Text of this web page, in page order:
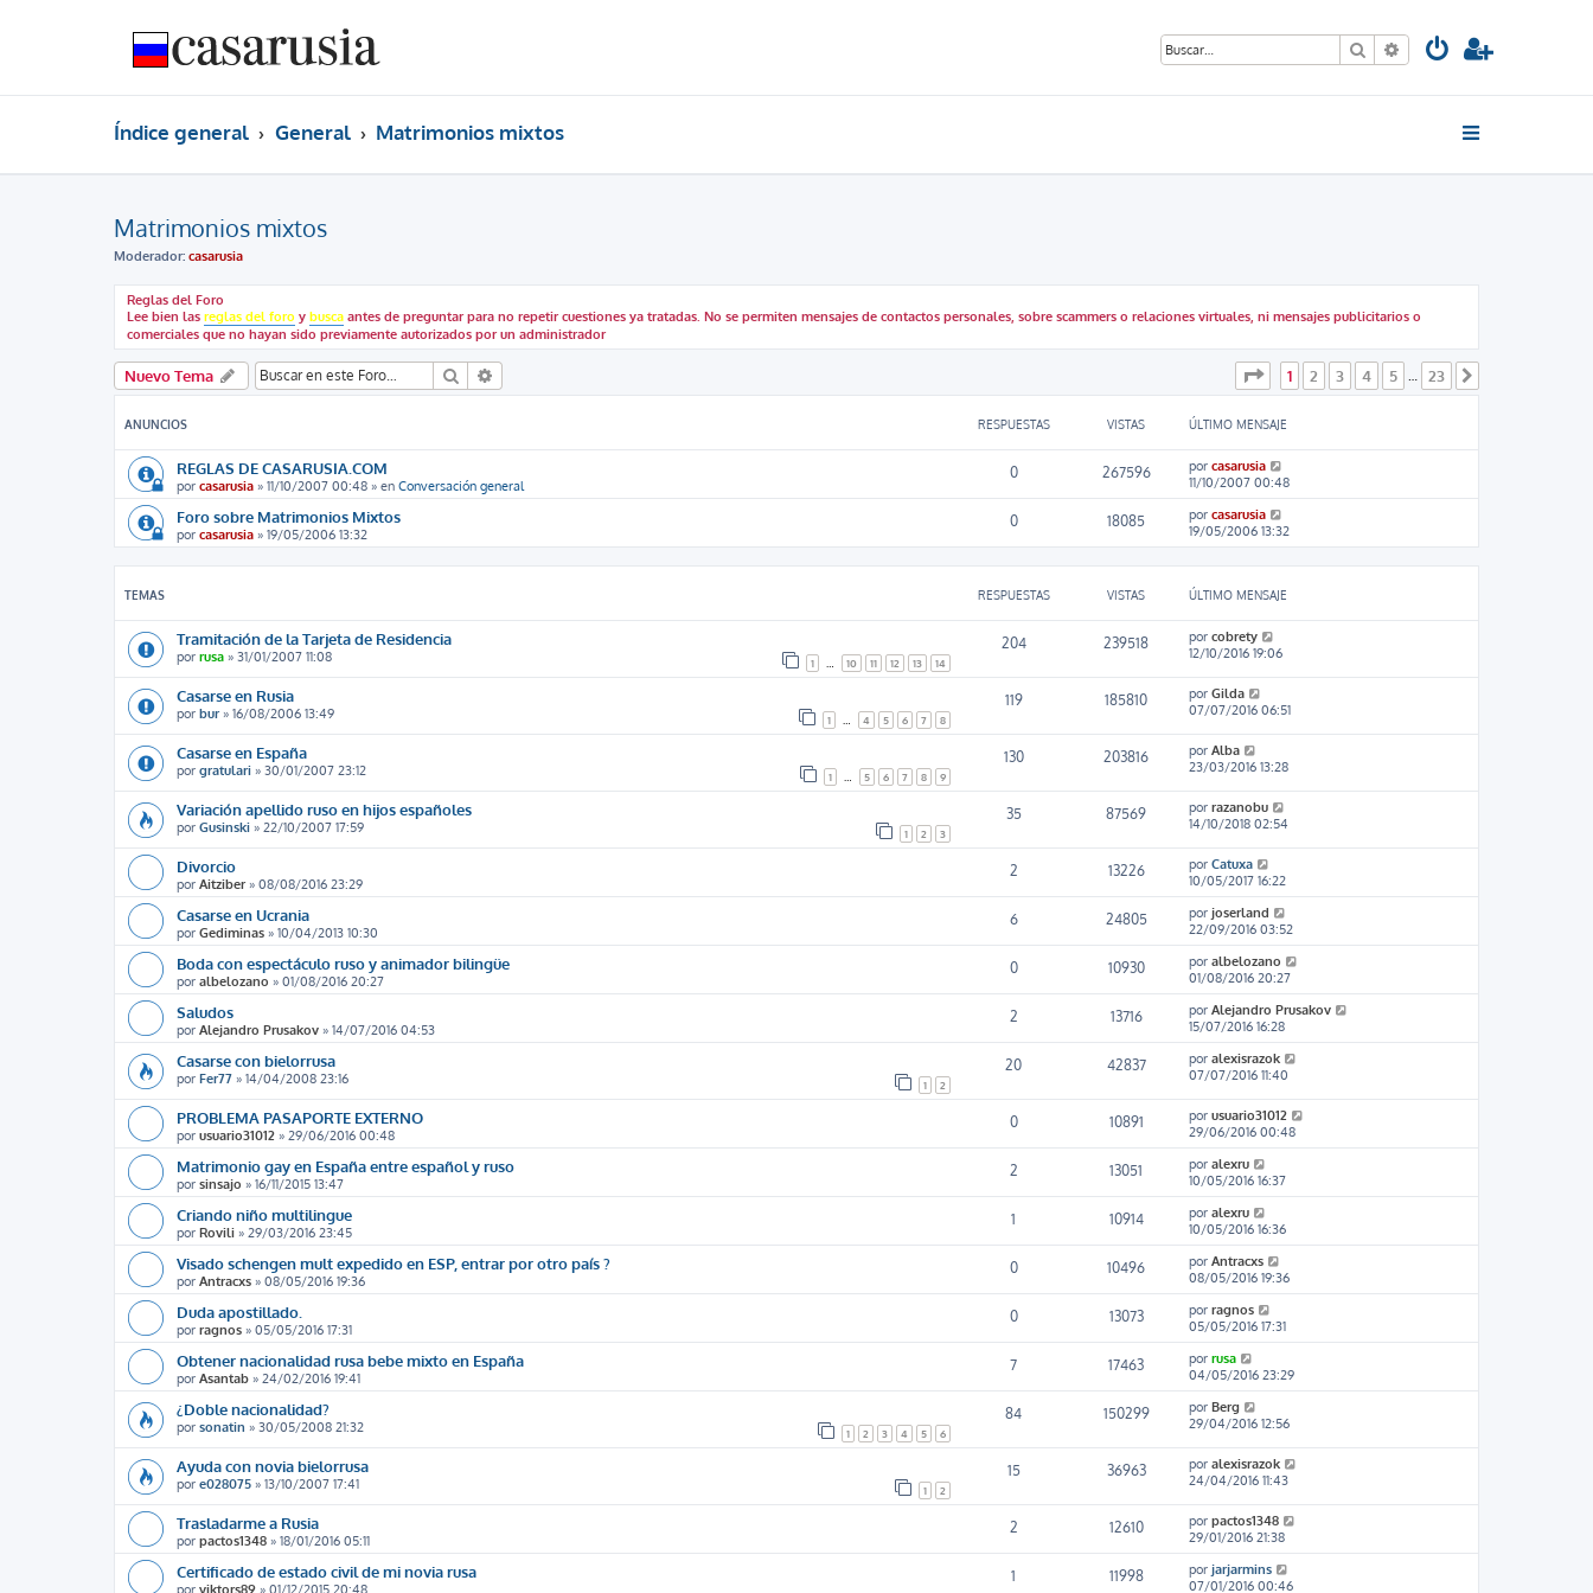
Buscar Búsqueda avanzada
Índice general General Matrimonios mixtos
Matrimonios mixtos
Moderador: casarusia
Reglas del Foro
Lee bien las reglas del foro y busca antes de preguntar para no repetir cuestiones ya tratadas. No se permiten mensajes de contactos personales, sobre scammers o relaciones virtuales, ni mensajes publicitarios o
comerciales que no hayan sido previamente autorizados por un administrador
Nuevo Tema Buscar Página de 23
1 2 3 4 5 23
ANUNCIOS RESPUESTAS VISTAS ÚLTIMO MENSAJE
REGLAS DE CASARUSIA.COM
por casarusia » 11/10/2007 00:48 » en Conversación general
0 267596 por casarusia
11/10/2007 00:48
Foro sobre Matrimonios Mixtos
por casarusia » 19/05/2006 13:32
0 18085 por casarusia
19/05/2006 13:32
TEMAS RESPUESTAS VISTAS ÚLTIMO MENSAJE
Tramitación de la Tarjeta de Residencia
por rusa » 31/01/2007 11:08 1 10 11 12 13 14
204 239518 por cobrety
12/10/2016 19:06
Casarse en Rusia
por bur» 16/08/2006 13:49 1 4 5 6 7 8
119 185810 por Gilda
07/07/2016 06:51
Casarse en España
por gratulari » 30/01/2007 23:12 1 5 6 7 8 9
130 203816 por Alba
23/03/2016 13:28
Variación apellido ruso en hijos españoles
por Gusinski » 22/10/2007 17:59 1 2 3
35 87569 por razanobu
14/10/2018 02:54
Divorcio
por Aitziber» 08/08/2016 23:29
2 13226 por Catuxa
10/05/2017 16:22
Casarse en Ucrania
por Gediminas » 10/04/2013 10:30
6 24805 por joserland
22/09/2016 03:52
Boda con espectáculo ruso y animador bilingüe
por albelozano » 01/08/2016 20:27
0 10930 por albelozano
01/08/2016 20:27
Saludos
por Alejandro Prusakov » 14/07/2016 04:53
2 13716 por Alejandro Prusakov
15/07/2016 16:28
Casarse con bielorrusa
por Fer77 » 14/04/2008 23:16 1 2
20 42837 por alexisrazok
07/07/2016 11:40
PROBLEMA PASAPORTE EXTERNO
por usuario31012 » 29/06/2016 00:48
0 10891 por usuario31012
29/06/2016 00:48
Matrimonio gay en España entre español y ruso
por sinsajo » 16/11/2015 13:47
2 13051 por alexru
10/05/2016 16:37
Criando niño multilingue
por Rovili » 29/03/2016 23:45
1 10914 por alexru
10/05/2016 16:36
Visado schengen mult expedido en ESP, entrar por otro país ?
por Antracxs » 08/05/2016 19:36
0 10496 por Antracxs
08/05/2016 19:36
Duda apostillado.
por ragnos » 05/05/2016 17:31
0 13073 por ragnos
05/05/2016 17:31
Obtener nacionalidad rusa bebe mixto en España
por Asantab » 24/02/2016 19:41
7 17463 por rusa
04/05/2016 23:29
¿Doble nacionalidad?
por sonatin » 30/05/2008 21:32 1 2 3 4 5 6
84 150299 por Berg
29/04/2016 12:56
Ayuda con novia bielorrusa
por e028075 » 13/10/2007 17:41 1 2
15 36963 por alexisrazok
24/04/2016 11:43
Trasladarme a Rusia
por pactos1348 » 18/01/2016 05:11
2 12610 por pactos1348
29/01/2016 21:38
Certificado de estado civil de mi novia rusa
por viktors89 » 01/12/2015 20:48
1 11998 por jarjarmins
07/01/2016 00:46